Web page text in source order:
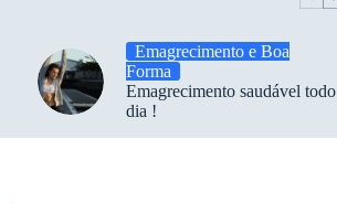
Emagrecimento e Boa
Forma
Emagrecimento saudável todo
dia !